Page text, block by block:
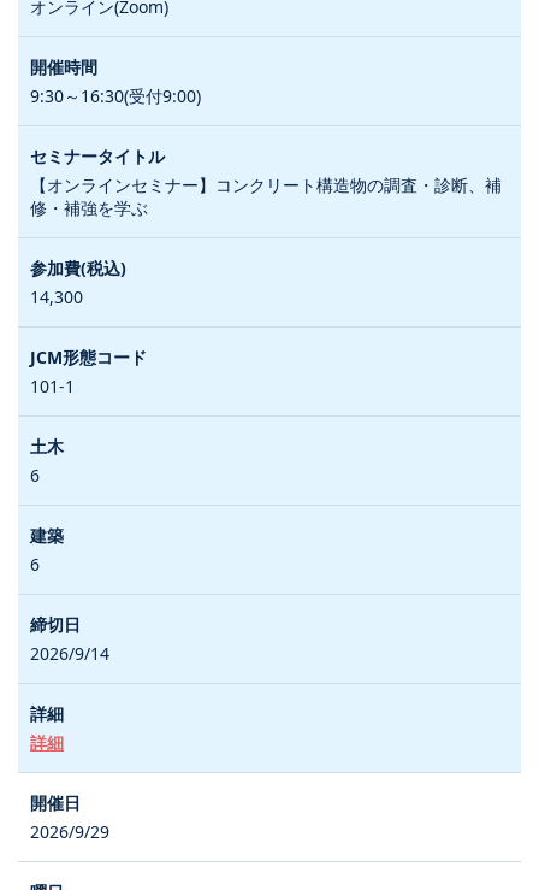
オンライン(Zoom)
9:30～16:30(受付9:00)
【オンラインセミナー】コンクリート構造物の調査・診断、補
修・補強を学ぶ
14,300
101-1
6
6
2026/9/14
詳細
2026/9/29